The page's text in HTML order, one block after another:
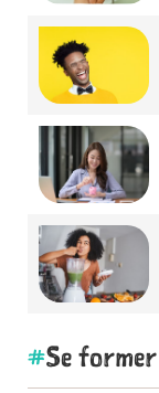
Se former